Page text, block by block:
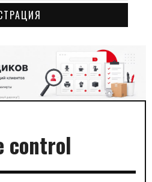
control